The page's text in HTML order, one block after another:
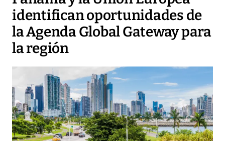
identifican oportunidades de
la Agenda Global Gateway para
la región